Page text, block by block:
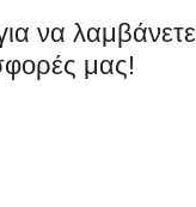
να λαμβάνετε
μας!